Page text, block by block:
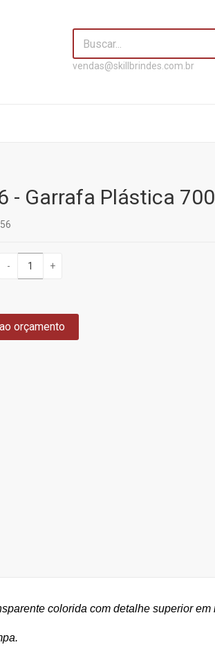
vendas@skillbrindes.com.br
- Garrafa Plástica
- +
orçamento
colorida com detalhe superior